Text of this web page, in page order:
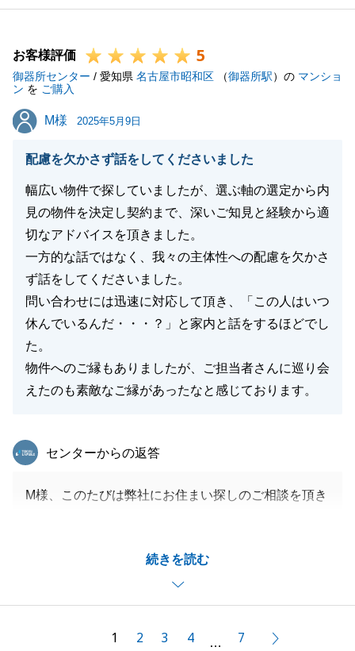
速にご対応頂き、スムーズに手続きを進めることがで
また何かお困りごとがございましたら、お気軽にご連
絡ください。
今後とも何卒よろしくお願いいたします。
閉じる
お客様評価 5
御器所センター / 愛知県 名古屋市昭和区 （御器所駅）の マンショ
ン を ご購入
M様
M様 2025年5月9日
配慮を欠かさず話をしてくださいました
幅広い物件で探していましたが、選ぶ軸の選定から内
見の物件を決定し契約まで、深いご知見と経験から適
切なアドバイスを頂きました。
一方的な話ではなく、我々の主体性への配慮を欠かさ
ず話をしてくださいました。
問い合わせには迅速に対応して頂き、「この人はいつ
休んでいるんだ・・・？」と家内と話をするほどでし
た。
物件へのご縁もありましたが、ご担当者さんに巡り会
えたのも素敵なご縁があったなと感じております。
続きを読む
東急リバブル
センターからの返答
M様、このたびは弊社にお住まい探しのご相談を頂き
よりお褒めのお言葉をいただけましたこと、大変嬉し
私自身も、最初のお問合せをきっかけに、M様ご家族
1 2 3 4 … 7